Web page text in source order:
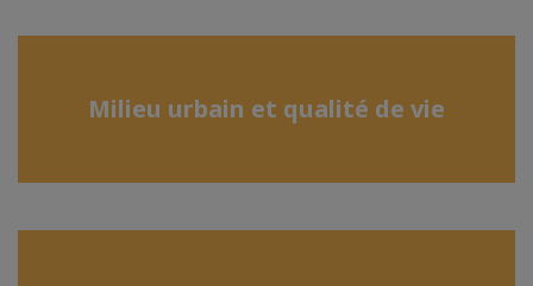
Milieu urbain et qualité de vie